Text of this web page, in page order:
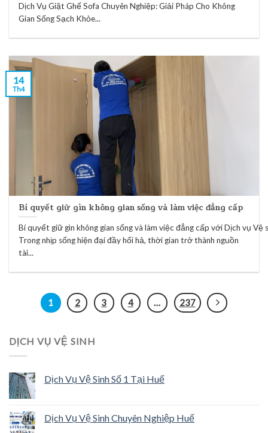
Dịch Vụ Giặt Ghế Sofa Chuyên Nghiệp: Giải Pháp Cho Không
Gian Sống Sạch Khỏe...
Bí quyết giữ gìn không gian sống và làm việc đẳng cấp
Bí quyết giữ gìn không gian sống và làm việc đẳng cấp với Dịch vụ Vệ
Trong nhịp sống hiện đại đầy hối hả, thời gian trở thành nguồn
tài...
14
Th4
1 2 3 4 … 237
DỊCH VỤ VỆ SINH
Dịch Vụ Vệ Sinh Số 1 Tại Huế
Dịch Vụ Vệ Sinh Chuyên Nghiệp Huế